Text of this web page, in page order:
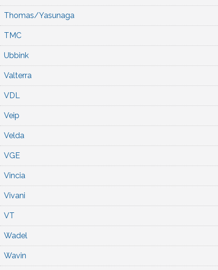
Thomas/Yasunaga
TMC
Ubbink
Valterra
VDL
Veip
Velda
VGE
Vincia
Vivani
VT
Wadel
Wavin